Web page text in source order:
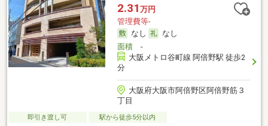
2.31 万円
管理費等-
なし
なし
面積-
大阪メトロ谷町線 阿倍野駅 徒歩2
分
大阪府大阪市阿倍野区阿倍野筋３
丁目
即引き渡し可 駅から徒歩5分以内